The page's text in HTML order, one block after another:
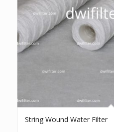
String Wound Water Filter